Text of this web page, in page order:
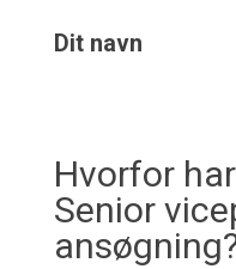
Dit navn
Hvorfor
Senior